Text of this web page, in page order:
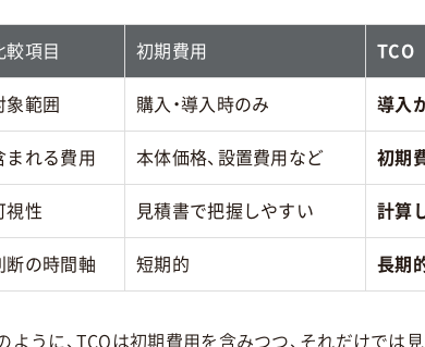
較項目 初期費用 TCO
象範囲 購入・導入時のみ 導入
まれる費用 本体価格、設置費用など 初期
視性 見積書で把握しやすい 計算
断の時間軸 短期的 長期
ように、TCOは初期費用を含みつつ、それだけでは